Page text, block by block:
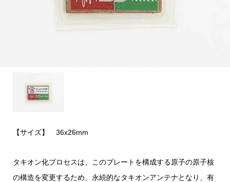
【サイズ】 36x26mm
タキオン化プロセスは、このプレートを構成する原子の原子核
の構造を変更するため、永続的なタキオンアンテナとなり、有